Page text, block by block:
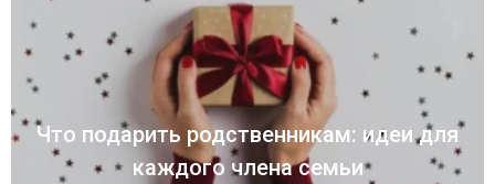
Что подарить родственникам: идеи для
каждого члена семьи